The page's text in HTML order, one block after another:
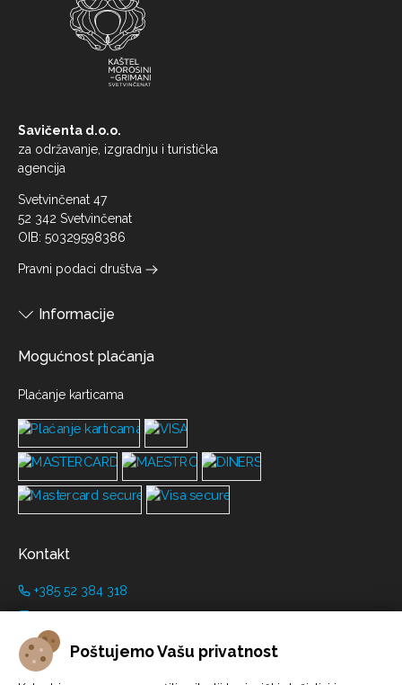
Poštujemo Vašu privatnost
Savičenta d.o.o.
za održavanje, izgradnju i turistička
agencija
Svetvinčenat 47
52 342 Svetvinčenat
OIB: 50329598386
Pravni podaci društva
Informacije
Mogućnost plaćanja
Plaćanje karticama
Kontakt
+385 52 384 318
info@grimanicastle.com